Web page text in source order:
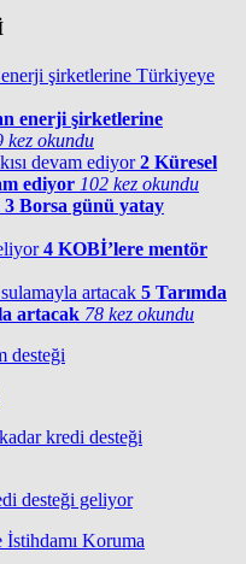
enerji şirketlerine
kez okundu
2 Küresel
ediyor 102 kez okundu
3 Borsa günü yatay
4 KOBİ’lere mentör
5 Tarımda
artacak 78 kez okundu
desteği geliyor